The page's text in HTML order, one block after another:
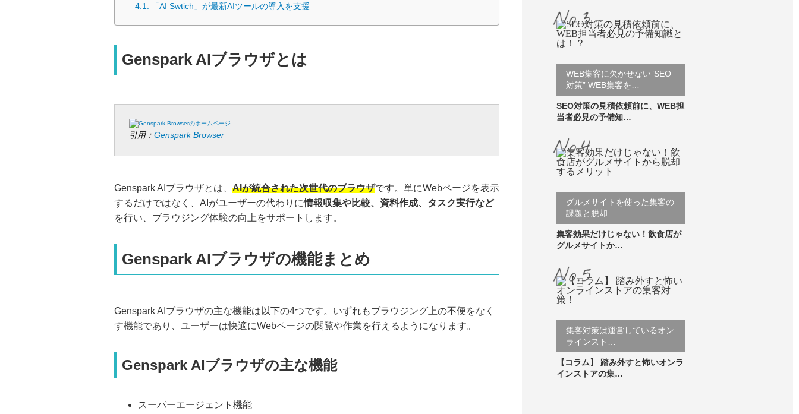
「AI Swtich」が最新AIツールの導入を支援
Genspark AIブラウザとは
引用： Genspark Browser
Genspark AIブラウザとは、 AIが統合された次世代のブラウザです。単にWebページを表示
するだけではなく、AIがユーザーの代わりに情報収集や比較、資料作成、タスク実行など
を行い、ブラウジング体験の向上をサポートします。
Genspark AIブラウザの機能まとめ
Genspark AIブラウザの主な機能は以下の4つです。いずれもブラウジング上の不便をなく
す機能であり、ユーザーは快適にWebページの閲覧や作業を行えるようになります。
Genspark AIブラウザの主な機能
スーパーエージェント機能
WEB集客に欠かせない”SEO
対策” WEB集客を…
SEO対策の見積依頼前に、WEB担
当者必見の予備知…
グルメサイトを使った集客の
課題と脱却…
集客効果だけじゃない！飲食店が
グルメサイトか…
集客対策は運営しているオン
ラインスト…
【コラム】 踏み外すと怖いオンラ
インストアの集…